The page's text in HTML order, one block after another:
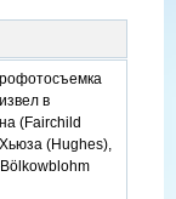
в
(Fairchild
(Hughes),